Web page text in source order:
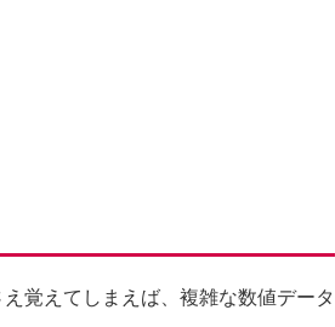
覚えてしまえば、複雑な数値データ